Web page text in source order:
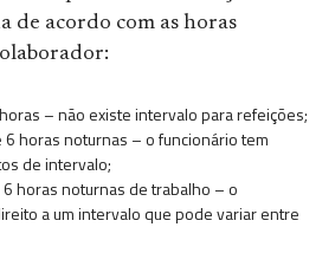
de acordo com as horas
– não existe intervalo para refeições;
6 horas noturnas – o funcionário tem
de intervalo;
6 horas noturnas de trabalho – o
a um intervalo que pode variar entre